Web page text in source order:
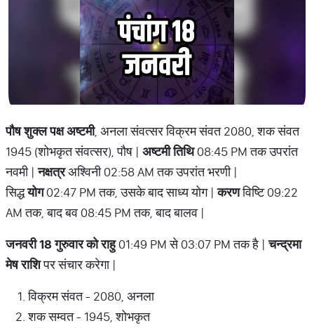
पौष शुक्ल पक्ष अष्टमी, अनला संवत्सर विक्रम संवत 2080, शक संवत
1945 (शोभकृत संवत्सर), पौष | अष्टमी तिथि08:45 PM तक उपरांत
नवमी |नक्षत्रअश्विनी 02:58 AM तक उपरांत भरणी |
सिद्धयोग02:47 PM तक, उसके बाद साध्य योग |करणविष्टि 09:22
AM तक, बाद बव 08:45 PM तक, बाद बालव |
जनवरी 18 गुरुवार को राहु01:49 PM से 03:07 PM तक है |चन्द्रमा
मेष राशिपर संचार करेगा |
विक्रम संवत - 2080, अनला
शक सम्वत - 1945, शोभकृत